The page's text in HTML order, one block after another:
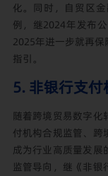
化。同时，自贸区
例，继2024年发布
2025年进一步就再
指引。
5. 非银行支
随着跨境贸易数字化
付机构合规监管、跨
成为行业高质量发展
监管导向，继《非银